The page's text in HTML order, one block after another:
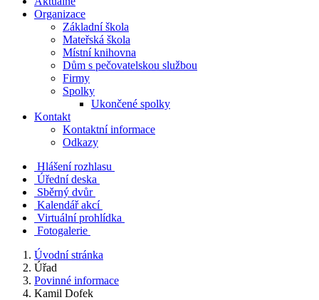
Organizace
Základní škola
Mateřská škola
Místní knihovna
Dům s pečovatelskou službou
Firmy
Spolky
Ukončené spolky
Kontakt
Kontaktní informace
Odkazy
Hlášení rozhlasu
Úřední deska
Sběrný dvůr
Kalendář akcí
Virtuální prohlídka
Fotogalerie
Úvodní stránka
Úřad
Povinné informace
Kamil Dofek